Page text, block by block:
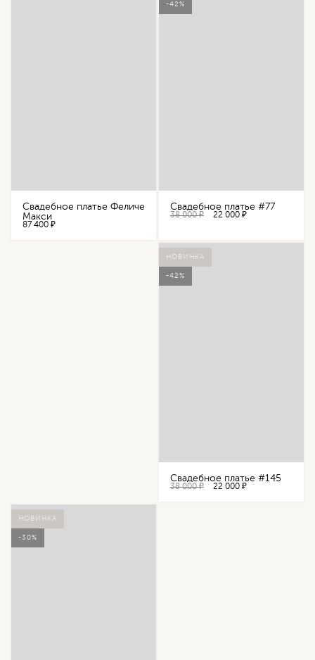
Свадебное платье Феличе
Макси
87 400 ₽
-42%
Свадебное платье #77
38 000 ₽ 22 000 ₽
НОВИНКА
-42%
Свадебное платье #145
38 000 ₽ 22 000 ₽
НОВИНКА
-30%